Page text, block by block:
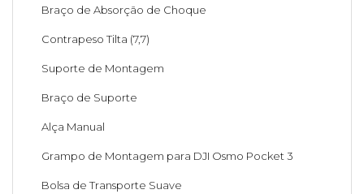
Braço de Absorção de Choque
Contrapeso Tilta (7,7)
Suporte de Montagem
Braço de Suporte
Alça Manual
Grampo de Montagem para DJI Osmo Pocket 3
Bolsa de Transporte Suave